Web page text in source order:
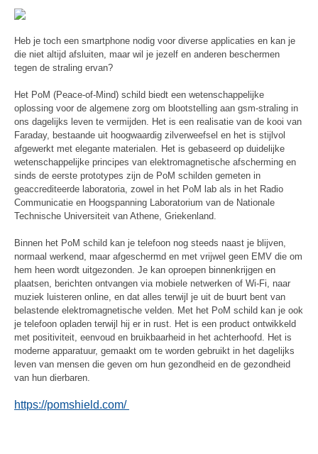
Heb je toch een smartphone nodig voor diverse applicaties en kan je
die niet altijd afsluiten, maar wil je jezelf en anderen beschermen
tegen de straling ervan?
Het PoM (Peace-of-Mind) schild biedt een wetenschappelijke
oplossing voor de algemene zorg om blootstelling aan gsm-straling in
ons dagelijks leven te vermijden. Het is een realisatie van de kooi van
Faraday, bestaande uit hoogwaardig zilverweefsel en het is stijlvol
afgewerkt met elegante materialen. Het is gebaseerd op duidelijke
wetenschappelijke principes van elektromagnetische afscherming en
sinds de eerste prototypes zijn de PoM schilden gemeten in
geaccrediteerde laboratoria, zowel in het PoM lab als in het Radio
Communicatie en Hoogspanning Laboratorium van de Nationale
Technische Universiteit van Athene, Griekenland.
Binnen het PoM schild kan je telefoon nog steeds naast je blijven,
normaal werkend, maar afgeschermd en met vrijwel geen EMV die om
hem heen wordt uitgezonden. Je kan oproepen binnenkrijgen en
plaatsen, berichten ontvangen via mobiele netwerken of Wi-Fi, naar
muziek luisteren online, en dat alles terwijl je uit de buurt bent van
belastende elektromagnetische velden. Met het PoM schild kan je ook
je telefoon opladen terwijl hij er in rust. Het is een product ontwikkeld
met positiviteit, eenvoud en bruikbaarheid in het achterhoofd. Het is
moderne apparatuur, gemaakt om te worden gebruikt in het dagelijks
leven van mensen die geven om hun gezondheid en de gezondheid
van hun dierbaren.
https://pomshield.com/